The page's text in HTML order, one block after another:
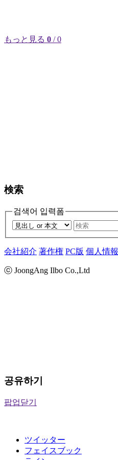
もっと見る 0 / 0
検索
검색어 입력폼
会社紹介 著作権 PC版 個人情報
ⓒ JoongAng Ilbo Co.,Ltd
공유하기
팝업닫기
ツイッター
フェイスブック